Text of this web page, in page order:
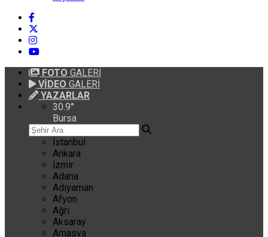
FOTO GALERİ
VİDEO GALERİ
YAZARLAR
30.9°
Bursa
İstanbul
Ankara
İzmir
Adana
Adıyaman
Afyon
Ağrı
Aksaray
Amasya